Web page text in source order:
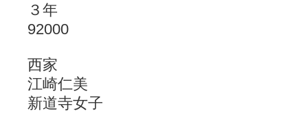
３年
92000
西家
江崎仁美
新道寺女子